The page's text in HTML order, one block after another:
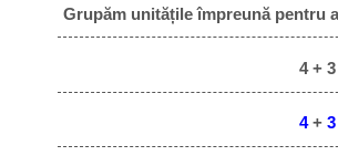
Grupăm unitățile împreună pentru
4 +
4+ 3